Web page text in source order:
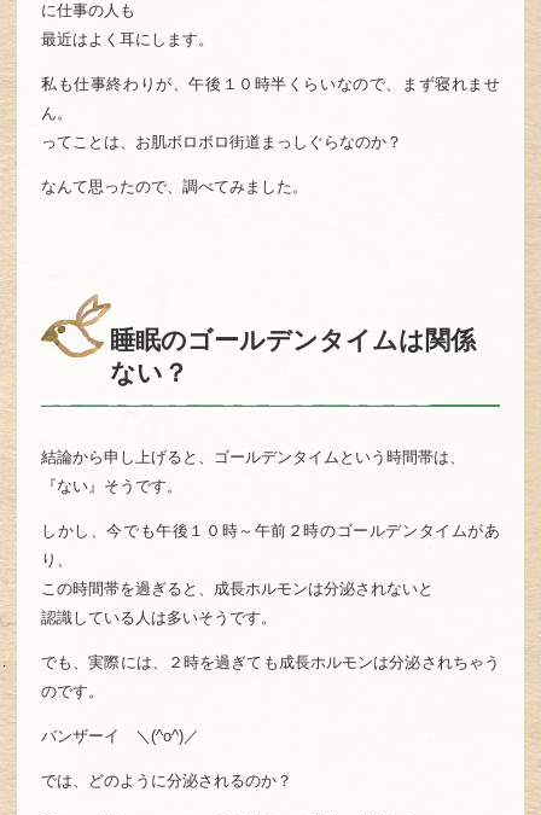
に仕事の人も
最近はよく耳にします。
私も仕事終わりが、午後１０時半くらいなので、まず寝れませ
ん。
ってことは、お肌ボロボロ街道まっしぐらなのか？
なんて思ったので、調べてみました。
睡眠のゴールデンタイムは関係
ない？
結論から申し上げると、ゴールデンタイムという時間帯は、
『ない』そうです。
しかし、今でも午後１０時～午前２時のゴールデンタイムがあ
り、
この時間帯を過ぎると、成長ホルモンは分泌されないと
認識している人は多いそうです。
でも、実際には、２時を過ぎても成長ホルモンは分泌されちゃう
のです。
バンザーイ ＼(^o^)／
では、どのように分泌されるのか？